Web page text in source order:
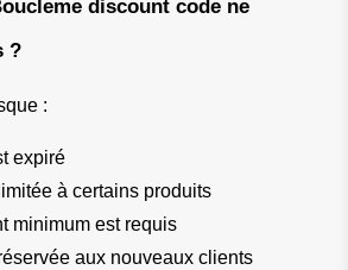
discount code ne
?
:
expiré
à certains produits
minimum est requis
aux nouveaux clients